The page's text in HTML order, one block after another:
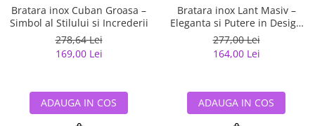
Bratara inox Cuban Groasa –
Simbol al Stilului si Increderii
278,64 Lei
169,00 Lei
ADAUGA IN COS
Bratara inox Lant Masiv –
Eleganta si Putere in Design
Modern
277,00 Lei
164,00 Lei
ADAUGA IN COS